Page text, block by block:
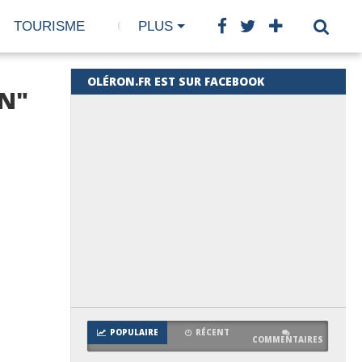
TOURISME GASTRONOMIE BIEN-ÊTRE
PLUS
OLÉRON.FR EST SUR FACEBOOK
POPULAIRE RÉCENT
COMMENTAIRES